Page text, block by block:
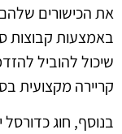
את הכישורים
באמצעות קבוצות
שיכול להוביל
קריירה מקצועית
בנוסף, חוג כדורסל